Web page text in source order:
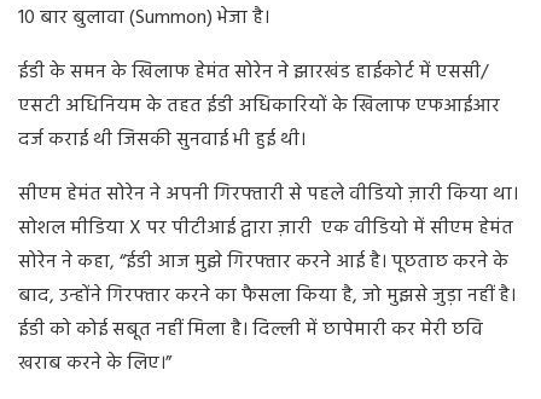
10 बार बुलावा (Summon) भेजा है।
ईडी के समन के खिलाफ हेमंत सोरेन ने झारखंड हाईकोर्ट में एससी/
एसटी अधिनियम के तहत ईडी अधिकारियों के खिलाफ एफआईआर
दर्ज कराई थी जिसकी सुनवाई भी हुई थी।
सीएम हेमंत सोरेन ने अपनी गिरफ्तारी से पहले वीडियो ज़ारी किया था।
सोशल मीडिया X पर पीटीआई द्वारा ज़ारी एक वीडियो में सीएम हेमंत
सोरेन ने कहा, “ईडी आज मुझे गिरफ्तार करने आई है। पूछताछ करने के
बाद, उन्होंने गिरफ्तार करने का फैसला किया है, जो मुझसे जुड़ा नहीं है।
ईडी को कोई सबूत नहीं मिला है। दिल्ली में छापेमारी कर मेरी छवि
खराब करने के लिए।”